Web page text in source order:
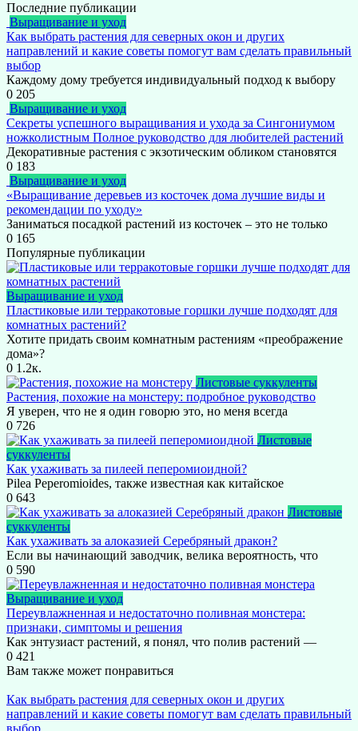
Последние публикации
Выращивание и уход
Как выбрать растения для северных окон и других
направлений и какие советы помогут вам сделать правильный
выбор
Каждому дому требуется индивидуальный подход к выбору
0 205
Выращивание и уход
Секреты успешного выращивания и ухода за Сингониумом
ножколистным Полное руководство для любителей растений
Декоративные растения с экзотическим обликом становятся
0 183
Выращивание и уход
«Выращивание деревьев из косточек дома лучшие виды и
рекомендации по уходу»
Заниматься посадкой растений из косточек – это не только
0 165
Популярные публикации
Выращивание и уход
Пластиковые или терракотовые горшки лучше подходят для
комнатных растений?
Хотите придать своим комнатным растениям «преображение
дома»?
0 1.2к.
Листовые суккуленты
Растения, похожие на монстеру: подробное руководство
Я уверен, что не я один говорю это, но меня всегда
0 726
Листовые
суккуленты
Как ухаживать за пилеей пеперомиоидной?
Pilea Peperomioides, также известная как китайское
0 643
Листовые
суккуленты
Как ухаживать за алоказией Серебряный дракон?
Если вы начинающий заводчик, велика вероятность, что
0 590
Выращивание и уход
Переувлажненная и недостаточно поливная монстера:
признаки, симптомы и решения
Как энтузиаст растений, я понял, что полив растений —
0 421
Вам также может понравиться
Как выбрать растения для северных окон и других
направлений и какие советы помогут вам сделать правильный